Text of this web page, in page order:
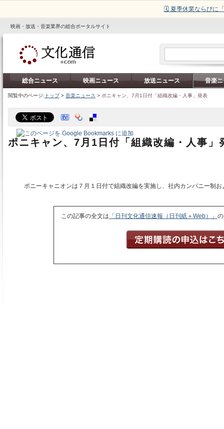
🗓️ 夏季休業ならびに
映画・放送・音楽業界の総合ポータルサイト
総合ニュース 映画ニュース 放送ニュース 音楽
閲覧中のページ: トップ> 音楽ニュース > ポニキャン、7月1日付「組織改編・人事」発表
ポニキャン、7月1日付「組織改編・人事」
ポニーキャニオンは７月１日付で組織改編を実施し、社内カンパニー制
この記事の全文は 「日刊文化通信速報（日刊紙＋Web）」